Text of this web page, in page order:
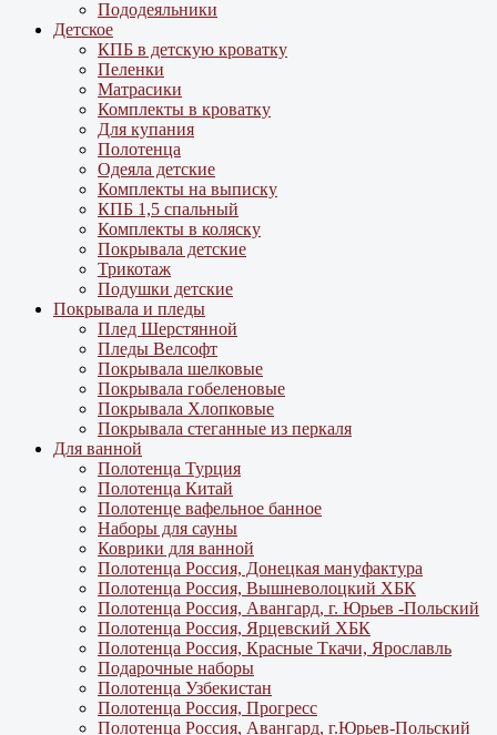
Пододеяльники
Детское
КПБ в детскую кроватку
Пеленки
Матрасики
Комплекты в кроватку
Для купания
Полотенца
Одеяла детские
Комплекты на выписку
КПБ 1,5 спальный
Комплекты в коляску
Покрывала детские
Трикотаж
Подушки детские
Покрывала и пледы
Плед Шерстянной
Пледы Велсофт
Покрывала шелковые
Покрывала гобеленовые
Покрывала Хлопковые
Покрывала стеганные из перкаля
Для ванной
Полотенца Турция
Полотенца Китай
Полотенце вафельное банное
Наборы для сауны
Коврики для ванной
Полотенца Россия, Донецкая мануфактура
Полотенца Россия, Вышневолоцкий ХБК
Полотенца Россия, Авангард, г. Юрьев -Польский
Полотенца Россия, Ярцевский ХБК
Полотенца Россия, Красные Ткачи, Ярославль
Подарочные наборы
Полотенца Узбекистан
Полотенца Россия, Прогресс
Полотенца Россия, Авангард, г.Юрьев-Польский